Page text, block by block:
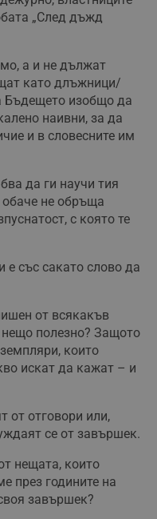
„След дъжд
а и не дължат
като длъжници/
Бъдещето изобщо да
наивни, за да
и в словесните им
да ги научи тия
не обръща
с която те
със сакато слово да
от всякакъв
нещо полезно? Защото
които
искат да кажат – и
от отговори или,
се от завършек.
нещата, които
през годините на
завършек?